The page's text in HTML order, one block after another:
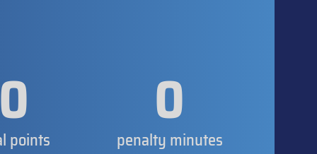
points 0
penalty minutes